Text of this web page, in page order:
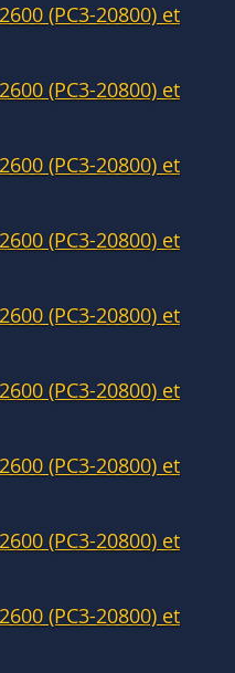
(PC3-20800) et
(PC3-20800) et
(PC3-20800) et
(PC3-20800) et
(PC3-20800) et
(PC3-20800) et
(PC3-20800) et
(PC3-20800) et
(PC3-20800) et